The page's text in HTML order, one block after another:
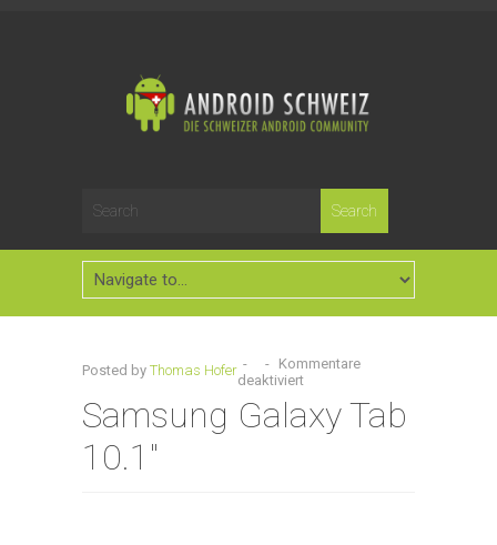
Posted by Thomas Hofer - - Kommentare
deaktiviert
Samsung Galaxy Tab
10.1"